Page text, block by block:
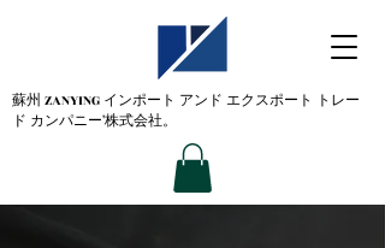
蘇州 ZANYING インポート アンド エクスポート トレー
ド カンパニー'株式会社。